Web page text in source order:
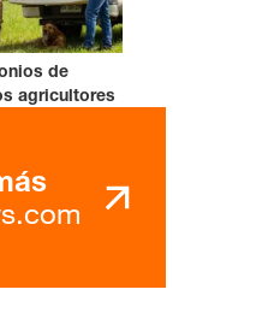
de
agricultores